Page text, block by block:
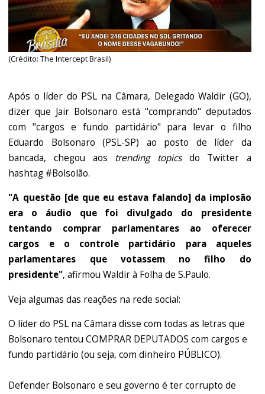
(Crédito: The Intercept Brasil)
Após o líder do PSL na Câmara, Delegado Waldir (GO),
dizer que Jair Bolsonaro está "comprando" deputados
com "cargos e fundo partidário" para levar o filho
Eduardo Bolsonaro (PSL-SP) ao posto de líder da
bancada, chegou aos trending topicsdo Twitter a
hashtag #Bolsolão.
"A questão [de que eu estava falando] da implosão
era o áudio que foi divulgado do presidente
tentando comprar parlamentares ao oferecer
cargos e o controle partidário para aqueles
parlamentares que votassem no filho do
presidente", afirmou Waldir à Folha de S.Paulo.
Veja algumas das reações na rede social:
O líder do PSL na Câmara disse com todas as letras que
Bolsonaro tentou COMPRAR DEPUTADOS com cargos e
fundo partidário (ou seja, com dinheiro PÚBLICO).
Defender Bolsonaro e seu governo é ter corrupto de